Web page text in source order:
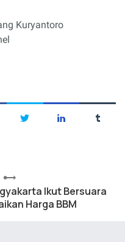
Kuryantoro
Ikut Bersuara
Harga BBM